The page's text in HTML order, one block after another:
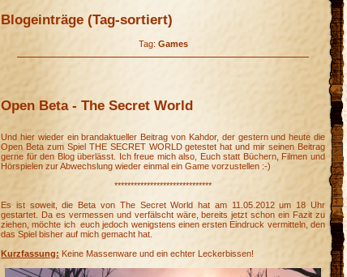
Blogeinträge (Tag-sortiert)
Tag: Games
Open Beta - The Secret World
Und hier wieder ein brandaktueller Beitrag von Kahdor, der gestern und heute die
Open Beta zum Spiel THE SECRET WORLD getestet hat und mir seinen Beitrag
gerne für den Blog überlässt. Ich freue mich also, Euch statt Büchern, Filmen und
Hörspielen zur Abwechslung wieder einmal ein Game vorzustellen :-)
******************************
Es ist soweit, die Beta von The Secret World hat am 11.05.2012 um 18 Uhr
gestartet. Da es vermessen und verfälscht wäre, bereits jetzt schon ein Fazit zu
ziehen, möchte ich euch jedoch wenigstens einen ersten Eindruck vermitteln, den
das Spiel bisher auf mich gemacht hat.
Kurzfassung: Keine Massenware und ein echter Leckerbissen!